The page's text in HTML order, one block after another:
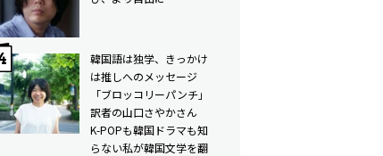
韓国語は独学、きっかけ
は推しへのメッセージ
「ブロッコリーパンチ」
訳者の山口さやかさん
K-POPも韓国ドラマも知
らない私が韓国文学を翻